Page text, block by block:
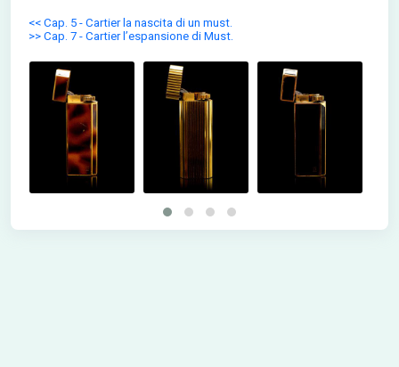
<< Cap. 5 - Cartier la nascita di un must.
>> Cap. 7 - Cartier l’espansione di Must.